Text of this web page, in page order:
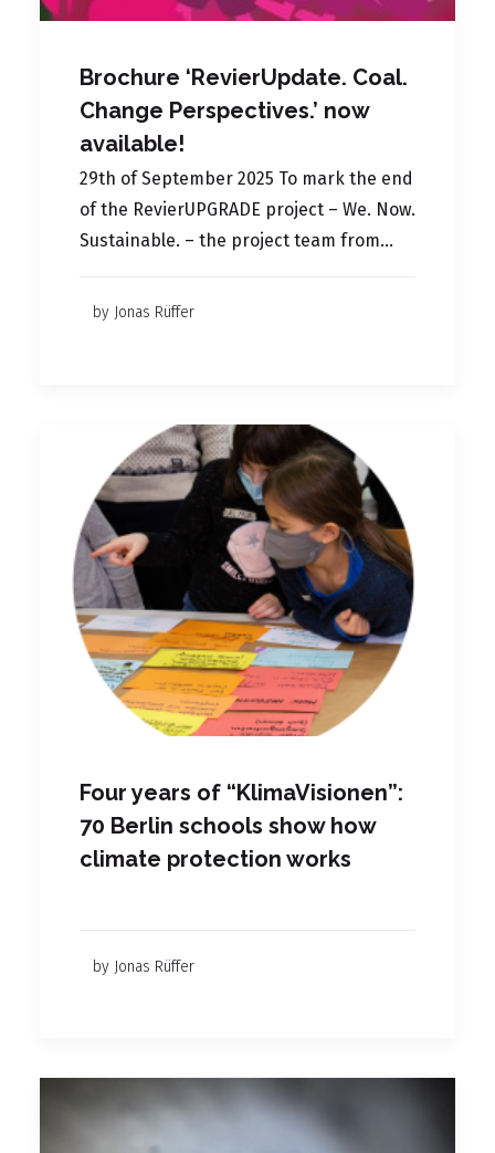
Brochure ‘RevierUpdate. Coal.
Change Perspectives.’ now
available!
29th of September 2025 To mark the end
of the RevierUPGRADE project – We. Now.
Sustainable. – the project team from…
by Jonas Rüffer
Four years of “KlimaVisionen”:
70 Berlin schools show how
climate protection works
by Jonas Rüffer